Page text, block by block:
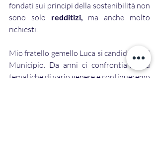
fondati sui principi della sostenibilità non
sono solo redditizi, ma anche molto
richiesti.
Mio fratello gemello Luca si candida per il
Municipio. Da anni ci confrontiamo su
tematiche di vario genere e continueremo